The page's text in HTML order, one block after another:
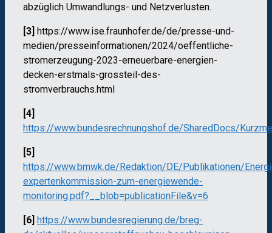
abzüglich Umwandlungs- und Netzverlusten.
[3] https://www.ise.fraunhofer.de/de/presse-und-
medien/presseinformationen/2024/oeffentliche-
stromerzeugung-2023-erneuerbare-energien-
decken-erstmals-grossteil-des-
stromverbrauchs.html
[4]
https://www.bundesrechnungshof.de/SharedDocs/
[5]
https://www.bmwk.de/Redaktion/DE/Publikationen/
expertenkommission-zum-energiewende-
monitoring.pdf?__blob=publicationFile&v=6
[6] https://www.bundesregierung.de/breg-